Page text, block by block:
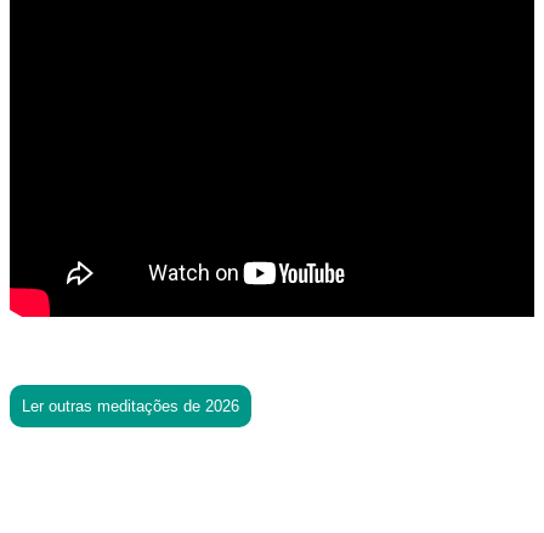
Ler outras meditações de 2026